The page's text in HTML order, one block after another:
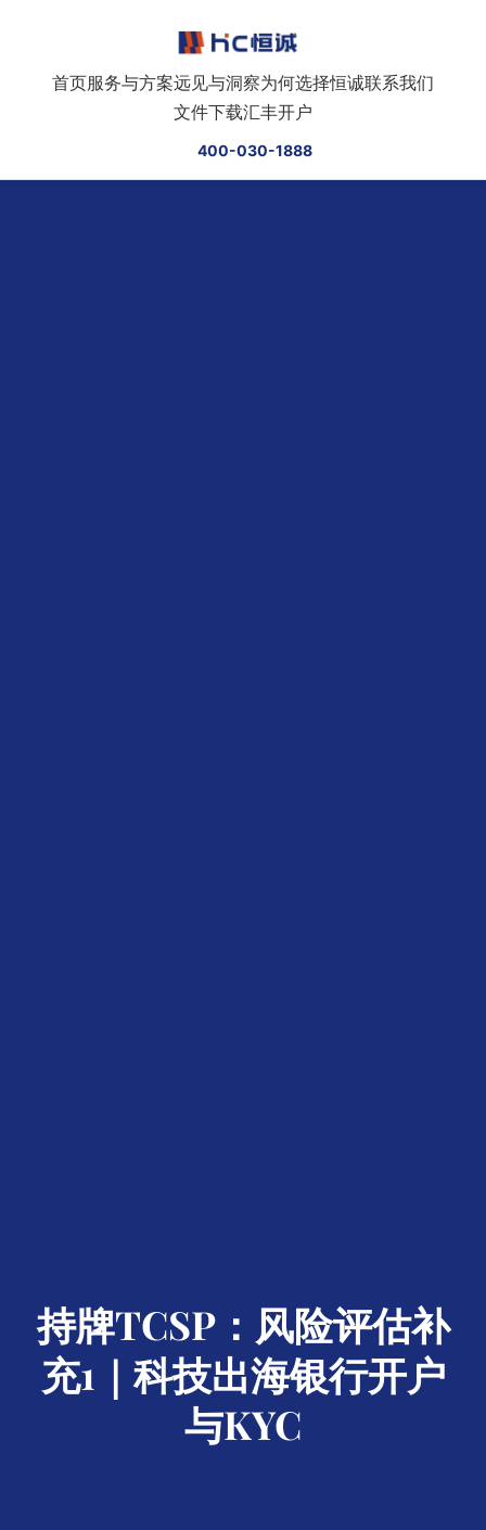
首页服务与方案远见与洞察为何选择恒诚联系我们
文件下载汇丰开户
400-030-1888
持牌TCSP：风险评估补
充1｜科技出海银行开户
与KYC